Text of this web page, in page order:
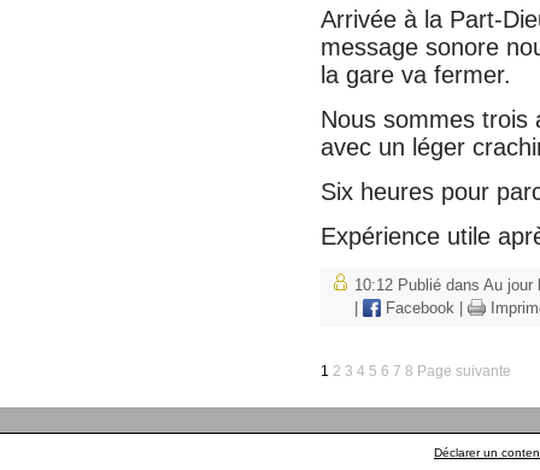
Arrivée à la Part-
message sonore
la gare va fermer.
Nous sommes trois
avec un léger
Six heures pour
Expérience utile
10:12 Publié dans Au jour
Facebook
1 2 3 4 5 6 7 8 Page suivante
Déclarer un